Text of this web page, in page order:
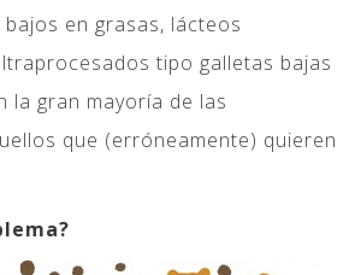
en grasas, lácteos
tipo galletas bajas
la gran mayoría de las
que (erróneamente) quieren